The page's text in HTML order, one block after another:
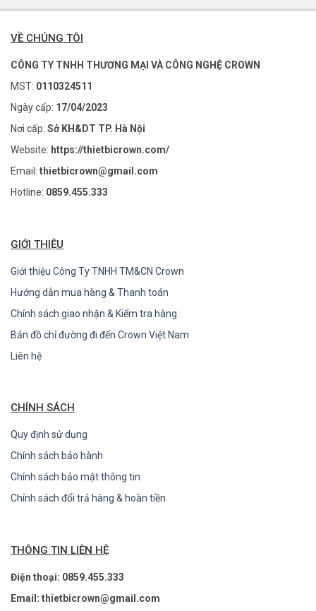
VỀ CHÚNG TÔI
CÔNG TY TNHH THƯƠNG MẠI VÀ CÔNG NGHỆ CROWN
MST: 0110324511
Ngày cấp: 17/04/2023
Nơi cấp: Sở KH&DT TP. Hà Nội
Website: https://thietbicrown.com/
Email: thietbicrown@gmail.com
Hotline: 0859.455.333
GIỚI THIỆU
Giới thiệu Công Ty TNHH TM&CN Crown
Hướng dẫn mua hàng & Thanh toán
Chính sách giao nhận & Kiểm tra hàng
Bản đồ chỉ đường đi đến Crown Việt Nam
Liên hệ
CHÍNH SÁCH
Quy định sử dụng
Chính sách bảo hành
Chính sách bảo mật thông tin
Chính sách đổi trả hàng & hoàn tiền
THÔNG TIN LIÊN HỆ
Điện thoại: 0859.455.333
Email: thietbicrown@gmail.com